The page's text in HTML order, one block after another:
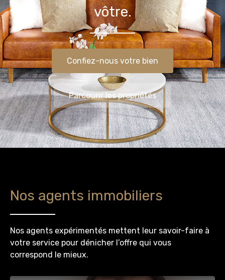
vôtre.
Confiez-nous votre bien
Parcourir les propriétés
Nos agents immobiliers
Nos agents expérimentés mettent leur savoir-faire à
votre service pour dénicher l’offre qui vous
correspond le mieux.